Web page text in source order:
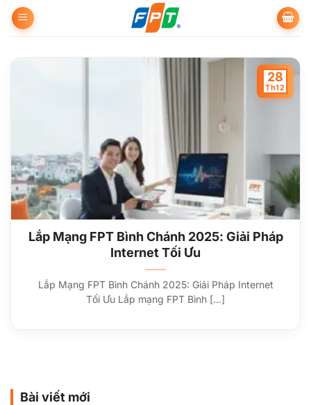
qua
Lắp Mạng FPT Bình Chánh 2025: Giải Pháp
Internet Tối Ưu
Lắp Mạng FPT Bình Chánh 2025: Giải Pháp Internet
Tối Ưu Lắp mạng FPT Bình [...]
28
Th12
Bài viết mới